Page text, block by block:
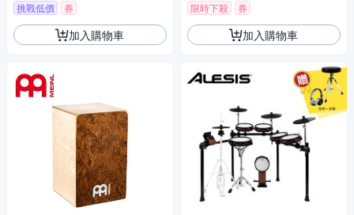
挑戰低價 券
加入購物車
限時下殺 券
加入購物車